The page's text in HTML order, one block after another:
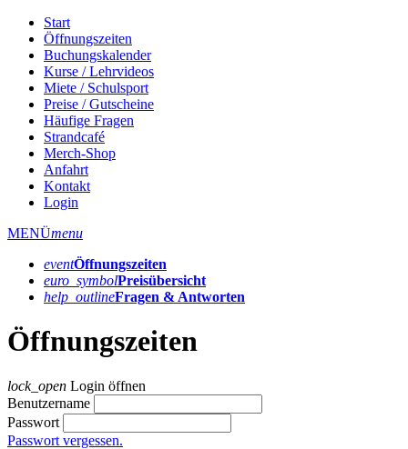
Start
Öffnungszeiten
Buchungskalender
Kurse / Lehrvideos
Miete / Schulsport
Preise / Gutscheine
Häufige Fragen
Strandcafé
Merch-Shop
Anfahrt
Kontakt
Login
MENÜmenu
eventÖffnungs­zeiten
euro_symbolPreis­übersicht
help_outlineFragen & Antworten
Öffnungszeiten
lock_open Login öffnen
Benutzername
Passwort
Passwort vergessen.